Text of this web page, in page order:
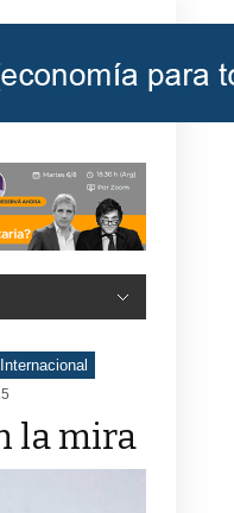
Internacional
la mira